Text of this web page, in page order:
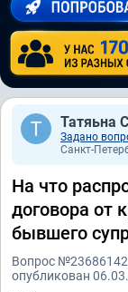
Татяьна
Задано
Санкт-
На что
договора от
бывшего
Вопрос №23686142
опубликован